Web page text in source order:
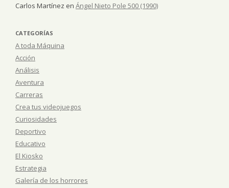
Carlos Martínez en Ángel Nieto Pole 500 (1990)
CATEGORÍAS
A toda Máquina
Acción
Análisis
Aventura
Carreras
Crea tus videojuegos
Curiosidades
Deportivo
Educativo
El Kiosko
Estrategia
Galería de los horrores